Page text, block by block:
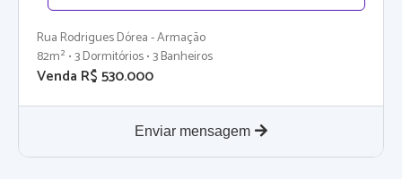
Rua Rodrigues Dórea - Armação
82m² • 3 Dormitórios • 3 Banheiros
Venda R$ 530.000
Enviar mensagem